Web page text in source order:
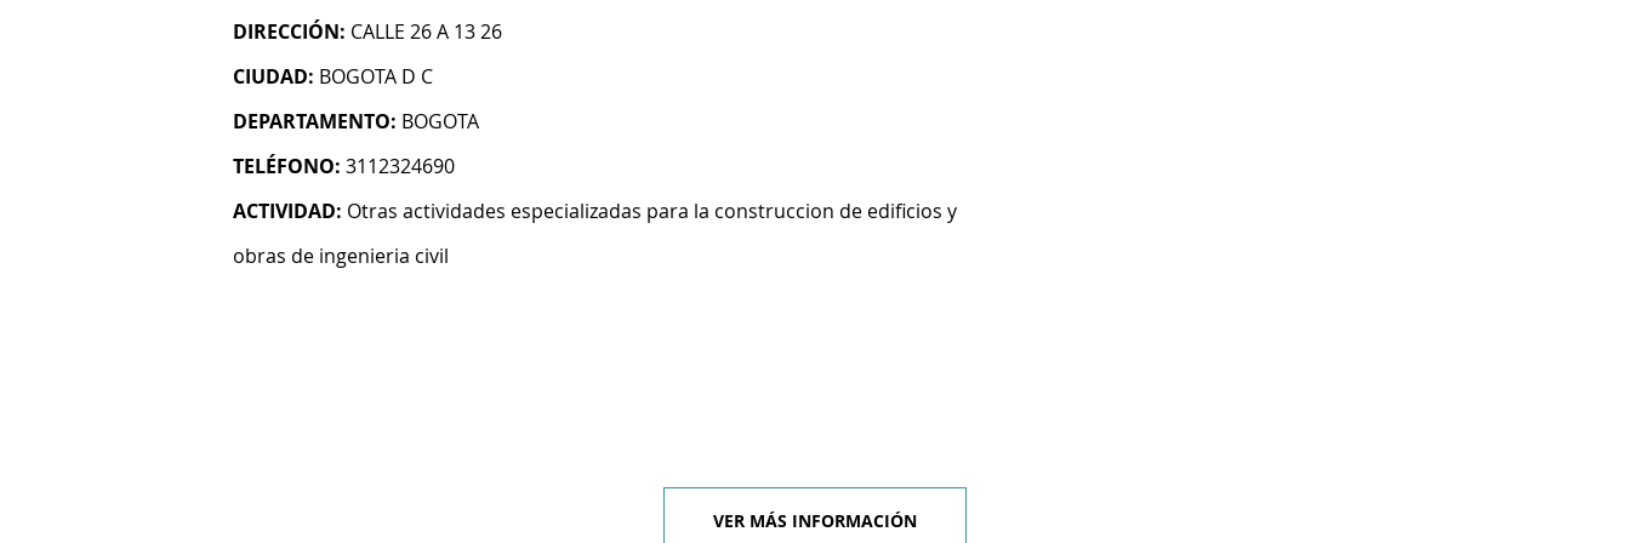
DIRECCIÓN: CALLE 26 A 13 26
CIUDAD: BOGOTA D C
DEPARTAMENTO: BOGOTA
TELÉFONO: 3112324690
ACTIVIDAD: Otras actividades especializadas para la construccion de edificios y
obras de ingenieria civil
VER MÁS INFORMACIÓN